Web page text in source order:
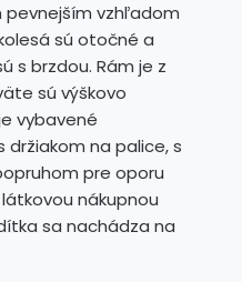
pevnejším vzhľadom
sú otočné a
s brzdou. Rám je z
sú výškovo
vybavené
držiakom na palice, s
pre oporu
nákupnou
sa nachádza na